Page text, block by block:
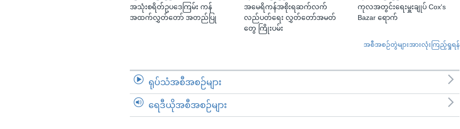
အသုံးစရိတ်ဥပဒေကြမ်း ကန်
အထက်လွှတ်တော် အတည်ပြု
အမေရိကန်အစိုးရဆက်လက်
လည်ပတ်ရေး လွှတ်တော်အမတ်
တွေ ကြိုးပမ်း
ကုလအတွင်းရေးမှူးချုပ် Cox's
Bazar ရောက်
အစီအစဉ်တွဲများအားလုံးကြည့်ရှုရန်
ရုပ်သံအစီအစဉ်များ
ရေဒီယိုအစီအစဉ်များ